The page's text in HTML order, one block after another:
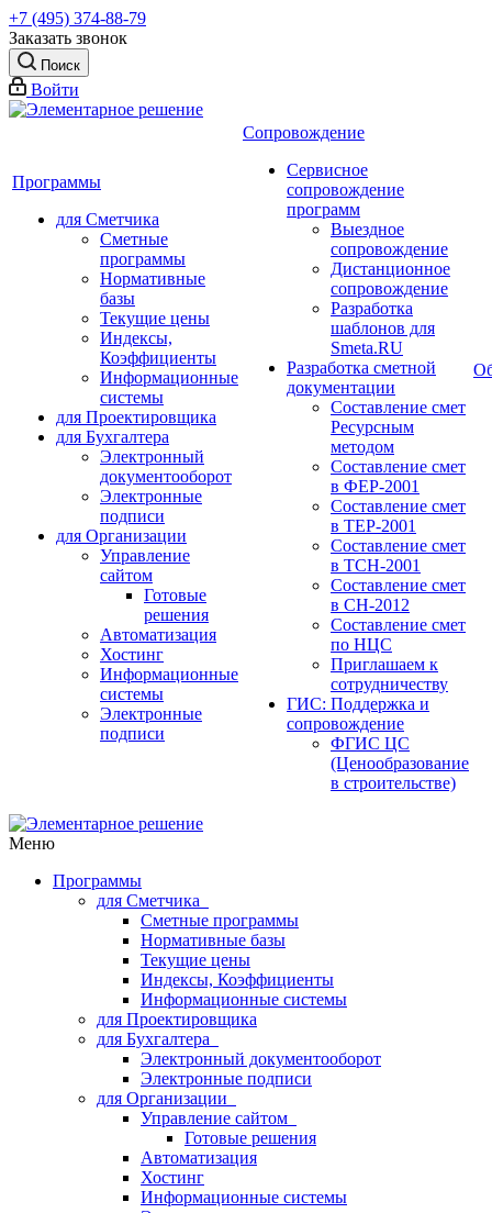
+7 (495) 374-88-79
Заказать звонок
Поиск
Войти
Программы
для Сметчика
Сметные
программы
Нормативные
базы
Текущие цены
Индексы,
Коэффициенты
Информационные
системы
для Проектировщика
для Бухгалтера
Электронный
документооборот
Электронные
подписи
для Организации
Управление
сайтом
Готовые
решения
Автоматизация
Хостинг
Информационные
системы
Электронные
подписи
Сопровождение
Сервисное
сопровождение
программ
Выездное
сопровождение
Дистанционное
сопровождение
Разработка
шаблонов для
Smeta.RU
Разработка сметной
документации
Составление смет
Ресурсным
методом
Составление смет
в ФЕР-2001
Составление смет
в ТЕР-2001
Составление смет
в ТСН-2001
Составление смет
в СН-2012
Составление смет
по НЦС
Приглашаем к
сотрудничеству
ГИС: Поддержка и
сопровождение
ФГИС ЦС
(Ценообразование
в строительстве)
Меню
Программы
для Сметчика
Сметные программы
Нормативные базы
Текущие цены
Индексы, Коэффициенты
Информационные системы
для Проектировщика
для Бухгалтера
Электронный документооборот
Электронные подписи
для Организации
Управление сайтом
Готовые решения
Автоматизация
Хостинг
Информационные системы